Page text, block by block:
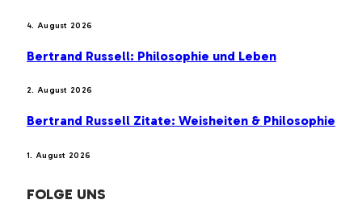
4. August 2026
Bertrand Russell: Philosophie und Leben
2. August 2026
Bertrand Russell Zitate: Weisheiten & Philosophie
1. August 2026
FOLGE UNS